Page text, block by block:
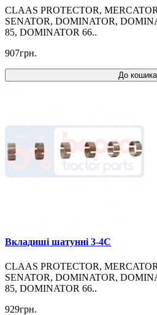
CLAAS PROTECTOR,
SENATOR, DOMINATOR,
85, DOMINATOR 66..
907грн.
До кошика
Вкладиші шатунні 3-4C
CLAAS PROTECTOR,
SENATOR, DOMINATOR,
85, DOMINATOR 66..
929грн.